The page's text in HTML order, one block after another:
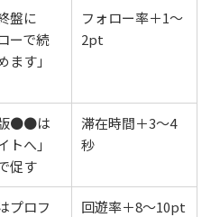
盤に
ーで続
ます」
フォロー率＋1〜
2pt
版●●は
トへ」
促す
滞在時間＋3〜4
秒
プロフ
回遊率＋8〜10pt